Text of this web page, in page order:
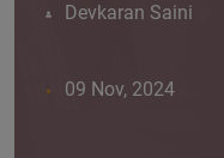
Devkaran Saini
09 Nov, 2024